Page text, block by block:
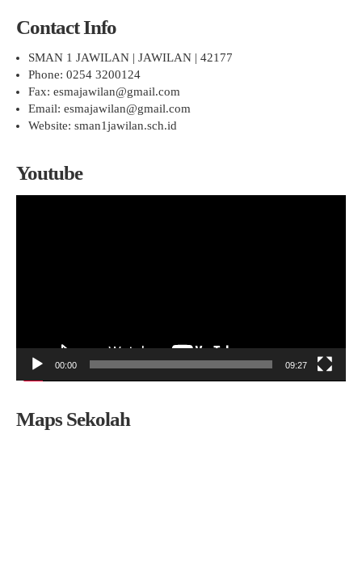
Contact Info
SMAN 1 JAWILAN | JAWILAN | 42177
Phone: 0254 3200124
Fax: esmajawilan@gmail.com
Email: esmajawilan@gmail.com
Website: sman1jawilan.sch.id
Youtube
00:00 09:27
Maps Sekolah